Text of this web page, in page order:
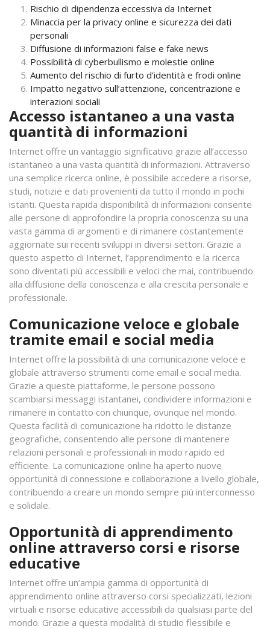
Rischio di dipendenza eccessiva da Internet
Minaccia per la privacy online e sicurezza dei dati
personali
Diffusione di informazioni false e fake news
Possibilità di cyberbullismo e molestie online
Aumento del rischio di furto d’identità e frodi online
Impatto negativo sull’attenzione, concentrazione e
interazioni sociali
Accesso istantaneo a una vasta
quantità di informazioni
Internet offre un vantaggio significativo grazie all’accesso
istantaneo a una vasta quantità di informazioni. Attraverso
una semplice ricerca online, è possibile accedere a risorse,
studi, notizie e dati provenienti da tutto il mondo in pochi
istanti. Questa rapida disponibilità di informazioni consente
alle persone di approfondire la propria conoscenza su una
vasta gamma di argomenti e di rimanere costantemente
aggiornate sui recenti sviluppi in diversi settori. Grazie a
questo aspetto di Internet, l’apprendimento e la ricerca
sono diventati più accessibili e veloci che mai, contribuendo
alla diffusione della conoscenza e alla crescita personale e
professionale.
Comunicazione veloce e globale
tramite email e social media
Internet offre la possibilità di una comunicazione veloce e
globale attraverso strumenti come email e social media.
Grazie a queste piattaforme, le persone possono
scambiarsi messaggi istantanei, condividere informazioni e
rimanere in contatto con chiunque, ovunque nel mondo.
Questa facilità di comunicazione ha ridotto le distanze
geografiche, consentendo alle persone di mantenere
relazioni personali e professionali in modo rapido ed
efficiente. La comunicazione online ha aperto nuove
opportunità di connessione e collaborazione a livello globale,
contribuendo a creare un mondo sempre più interconnesso
e solidale.
Opportunità di apprendimento
online attraverso corsi e risorse
educative
Internet offre un’ampia gamma di opportunità di
apprendimento online attraverso corsi specializzati, lezioni
virtuali e risorse educative accessibili da qualsiasi parte del
mondo. Grazie a questa modalità di studio flessibile e